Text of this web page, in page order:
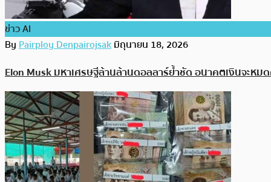
ข่าว AI
ByPairploy Denpairojsakมิถุนายน 18, 2026
Elon Musk มหาเศรษฐีล้านล้านดอลลาร์ย้ำชัด อนาคตเงินจะหม